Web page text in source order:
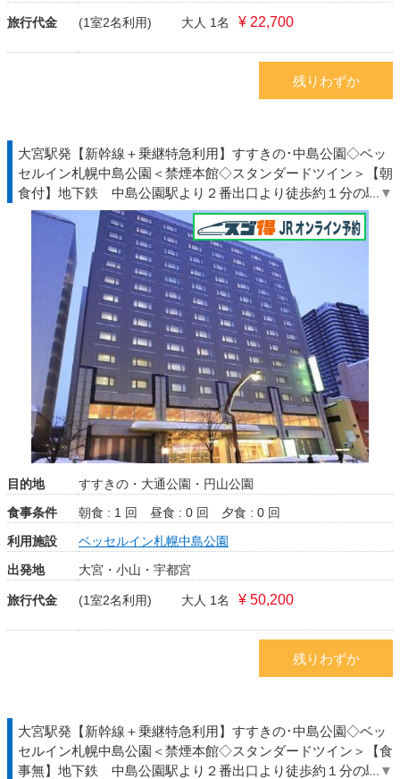
旅行代金 (1室2名利用) 大人 1名 ¥ 22,700
残りわずか
大宮駅発【新幹線＋乗継特急利用】すすきの･中島公園◇ベッ
セルイン札幌中島公園＜禁煙本館◇スタンダードツイン＞【朝
食付】地下鉄 中島公園駅より２番出口より徒歩約１分の駅近
◆エンジョイ◇ＪＲきっぷ駅受取
目的地
すすきの・大通公園・円山公園
食事条件
朝食 : 1 回 昼食 : 0 回
夕食 : 0 回
利用施設
ベッセルイン札幌中島公園
出発地
大宮・小山・宇都宮
旅行代金 (1室2名利用) 大人 1名 ¥ 50,200
残りわずか
大宮駅発【新幹線＋乗継特急利用】すすきの･中島公園◇ベッ
セルイン札幌中島公園＜禁煙本館◇スタンダードツイン＞【食
事無】地下鉄 中島公園駅より２番出口より徒歩約１分の駅近